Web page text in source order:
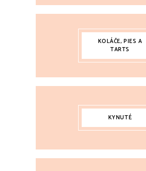
KOLÁČE, PIES A
TARTS
KYNUTÉ